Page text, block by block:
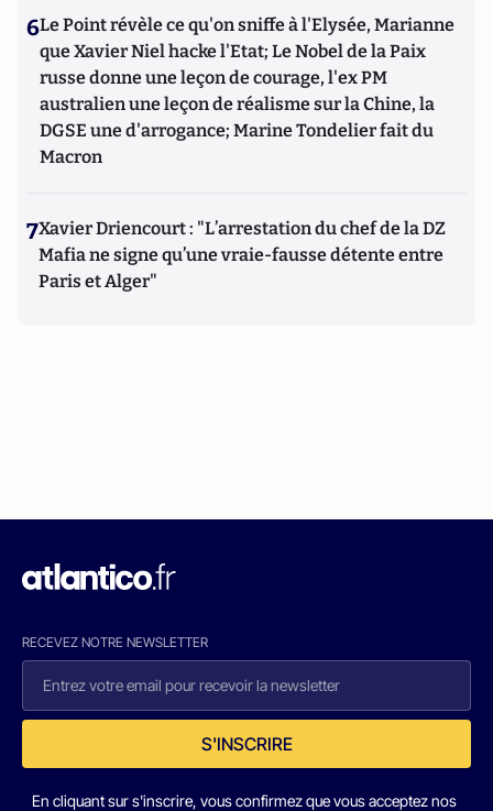
6Le Point révèle ce qu'on sniffe à l'Elysée, Marianne
que Xavier Niel hacke l'Etat; Le Nobel de la Paix
russe donne une leçon de courage, l'ex PM
australien une leçon de réalisme sur la Chine, la
DGSE une d'arrogance; Marine Tondelier fait du
Macron
7Xavier Driencourt : "L’arrestation du chef de la DZ
Mafia ne signe qu’une vraie-fausse détente entre
Paris et Alger"
RECEVEZ NOTRE NEWSLETTER
S'INSCRIRE
En cliquant sur s'inscrire, vous confirmez que vous acceptez nos